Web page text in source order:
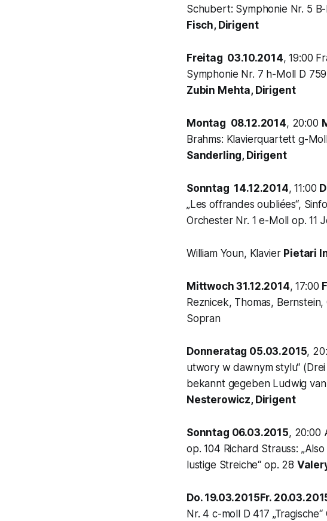
Schubert: Symphonie Nr. 5
Fisch, Dirigent
Freitag 03.10.2014, 19:00
Symphonie Nr. 7 h-Moll D
Zubin Mehta, Dirigent
Montag 08.12.2014, 20:00
Brahms: Klavierquartett g-
Sanderling, Dirigent
Sonntag 14.12.2014, 11:00
„Les offrandes oubliées“,
Orchester Nr. 1 e-Moll op. 11
William Youn, Klavier Pietari
Mittwoch 31.12.2014, 17:00
Reznicek, Thomas,
Sopran
Donneratag 05.03.2015,
utwory w dawnym stylu“
bekannt gegeben Ludwig
Nesterowicz, Dirigent
Sonntag 06.03.2015, 20:00
op. 104 Richard Strauss:
lustige Streiche“ op. 28
Do. 19.03.2015Fr.
Nr. 4 c-moll D 417